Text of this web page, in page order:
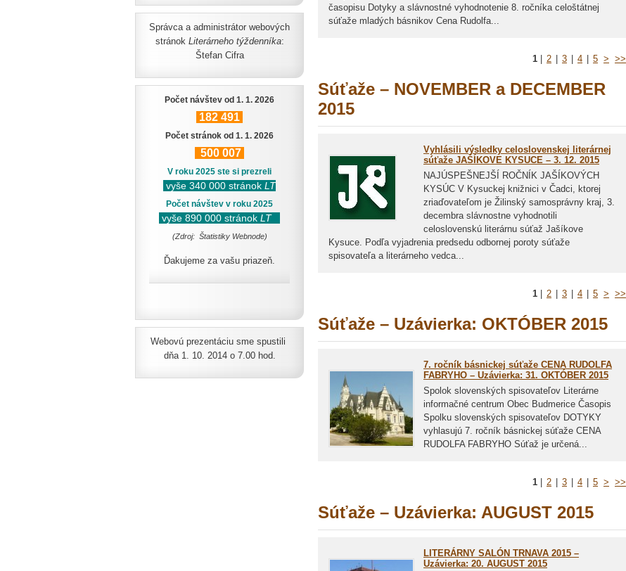
časopisu Dotyky a slávnostné vyhodnotenie 8. ročníka celoštátnej
súťaže mladých básnikov Cena Rudolfa...
1 2 3 4 5 > >>
Súťaže – NOVEMBER a DECEMBER
2015
Vyhlásili výsledky celoslovenskej literárnej
súťaže JAŠÍKOVE KYSUCE – 3. 12. 2015
NAJÚSPEŠNEJŠÍ ROČNÍK JAŠÍKOVÝCH
KYSÚC V Kysuckej knižnici v Čadci, ktorej
zriaďovateľom je Žilinský samosprávny kraj, 3.
decembra slávnostne vyhodnotili
celoslovenskú literárnu súťaž Jašíkove
Kysuce. Podľa vyjadrenia predsedu odbornej poroty súťaže
spisovateľa a literárneho vedca...
1 2 3 4 5 > >>
Súťaže – Uzávierka: OKTÓBER 2015
7. ročník básnickej súťaže CENA RUDOLFA
FABRYHO – Uzávierka: 31. OKTÓBER 2015
Spolok slovenských spisovateľov Literárne
informačné centrum Obec Budmerice Časopis
Spolku slovenských spisovateľov DOTYKY
vyhlasujú 7. ročník básnickej súťaže CENA
RUDOLFA FABRYHO Súťaž je určená...
1 2 3 4 5 > >>
Súťaže – Uzávierka: AUGUST 2015
LITERÁRNY SALÓN TRNAVA 2015 –
Uzávierka: 20. AUGUST 2015
Správca a administrátor webových
stránok Literárneho týždenníka:
Štefan Cifra
Počet návštev od 1. 1. 2026
182 491
Počet stránok od 1. 1. 2026
500 007
V roku 2025 ste si prezreli
vyše 340 000 stránok LT
Počet návštev v roku 2025
vyše 890 000 stránok LT
(Zdroj: Štatistiky Webnode)
Ďakujeme za vašu priazeň.
Webovú prezentáciu sme spustili
dňa 1. 10. 2014 o 7.00 hod.